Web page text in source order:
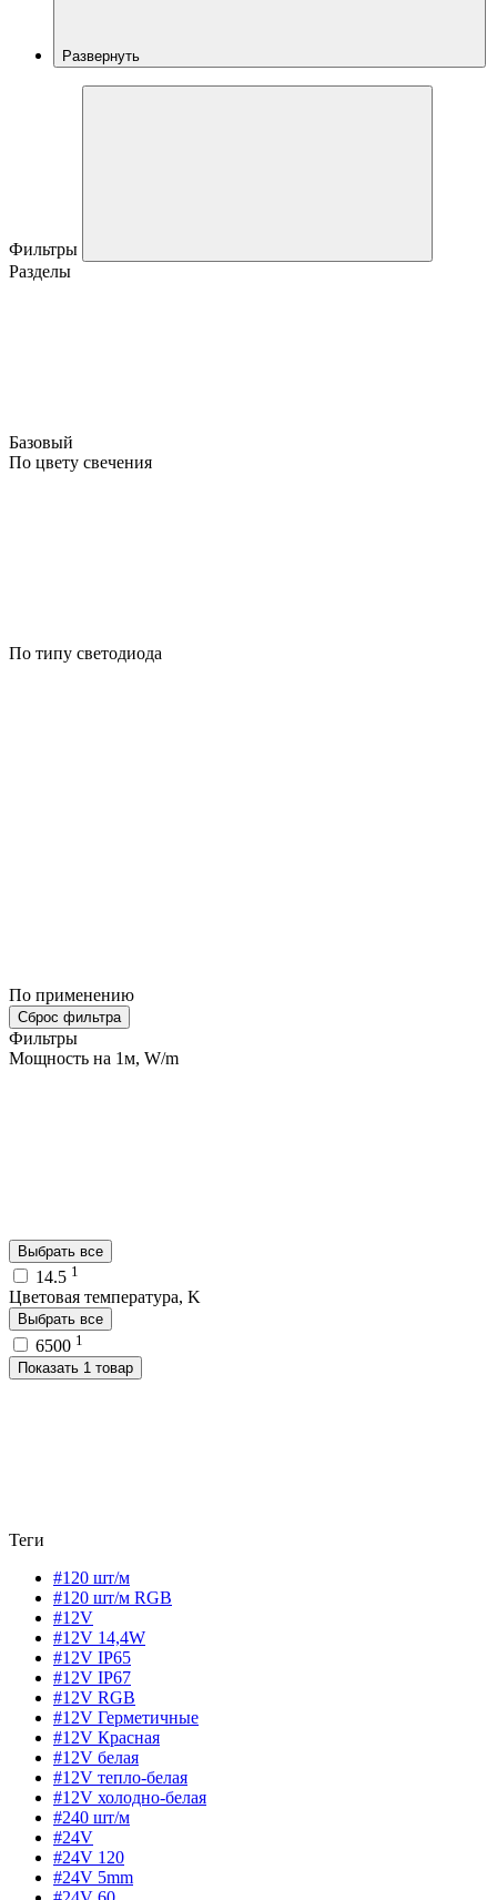
Развернуть
Фильтры
Разделы
Базовый
По цвету свечения
По типу светодиода
По применению
Сброс фильтра
Фильтры
Мощность на 1м, W/m
Выбрать все
14.5 1
Цветовая температура, K
Выбрать все
6500 1
Показать 1 товар
Теги
#120 шт/м
#120 шт/м RGB
#12V
#12V 14,4W
#12V IP65
#12V IP67
#12V RGB
#12V Герметичные
#12V Красная
#12V белая
#12V тепло-белая
#12V холодно-белая
#240 шт/м
#24V
#24V 120
#24V 5mm